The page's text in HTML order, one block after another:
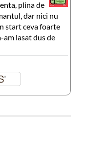
plina de
dar nici nu
start ceva foarte
am lasat dus de